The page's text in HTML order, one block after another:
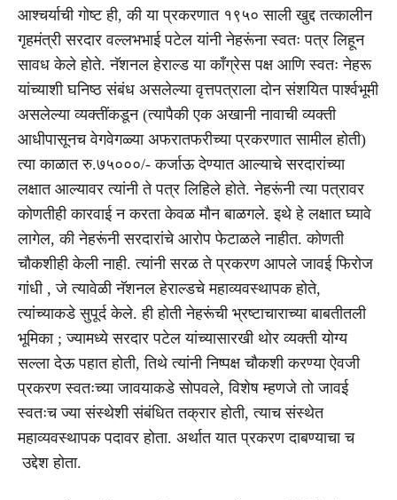
आश्चर्याची गोष्ट ही, की या प्रकरणात १९५० साली खुद्द तत्कालीन
गृहमंत्री सरदार वल्लभभाई पटेल यांनी नेहरूंना स्वतः पत्र लिहून
सावध केले होते. नॅशनल हेराल्ड या कॉंग्रेस पक्ष आणि स्वतः नेहरू
यांच्याशी घनिष्ठ संबंध असलेल्या वृत्तपत्राला दोन संशयित पार्श्वभूमी
असलेल्या व्यक्तींकडून (त्यापैकी एक अखानी नावाची व्यक्ती
आधीपासूनच वेगवेगळ्या अफरातफरीच्या प्रकरणात सामील होती)
त्या काळात रु.७५०००/- कर्जाऊ देण्यात आल्याचे सरदारांच्या
लक्षात आल्यावर त्यांनी ते पत्र लिहिले होते. नेहरूंनी त्या पत्रावर
कोणतीही कारवाई न करता केवळ मौन बाळगले. इथे हे लक्षात घ्यावे
लागेल, की नेहरूंनी सरदारांचे आरोप फेटाळले नाहीत. कोणती
चौकशीही केली नाही. त्यांनी सरळ ते प्रकरण आपले जावई फिरोज
गांधी , जे त्यावेळी नॅशनल हेराल्डचे महाव्यवस्थापक होते,
त्यांच्याकडे सुपूर्द केले. ही होती नेहरूंची भ्रष्टाचाराच्या बाबतीतली
भूमिका ; ज्यामध्ये सरदार पटेल यांच्यासारखी थोर व्यक्ती योग्य
सल्ला देऊ पहात होती, तिथे त्यांनी निष्पक्ष चौकशी करण्या ऐवजी
प्रकरण स्वतःच्या जावयाकडे सोपवले, विशेष म्हणजे तो जावई
स्वतःच ज्या संस्थेशी संबंधित तक्रार होती, त्याच संस्थेत
महाव्यवस्थापक पदावर होता. अर्थात यात प्रकरण दाबण्याचा च
उद्देश होता.